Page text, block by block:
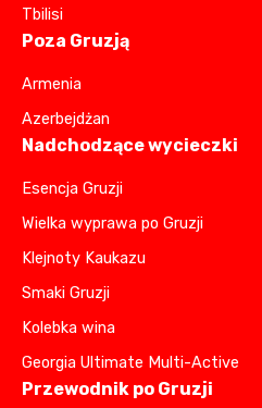
Tbilisi
Poza Gruzją
Armenia
Azerbejdżan
Nadchodzące wycieczki
Esencja Gruzji
Wielka wyprawa po Gruzji
Klejnoty Kaukazu
Smaki Gruzji
Kolebka wina
Georgia Ultimate Multi-Active
Przewodnik po Gruzji